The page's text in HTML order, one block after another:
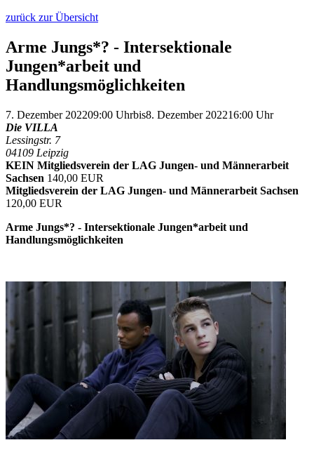
zurück zur Übersicht
Arme Jungs*? - Intersektionale
Jungen*arbeit und
Handlungsmöglichkeiten
7. Dezember 202209:00 Uhrbis8. Dezember 202216:00 Uhr
Die VILLA
Lessingstr. 7
04109 Leipzig
KEIN Mitgliedsverein der LAG Jungen- und Männerarbeit
Sachsen 140,00 EUR
Mitgliedsverein der LAG Jungen- und Männerarbeit Sachsen
120,00 EUR
Arme Jungs*? - Intersektionale Jungen*arbeit und
Handlungsmöglichkeiten